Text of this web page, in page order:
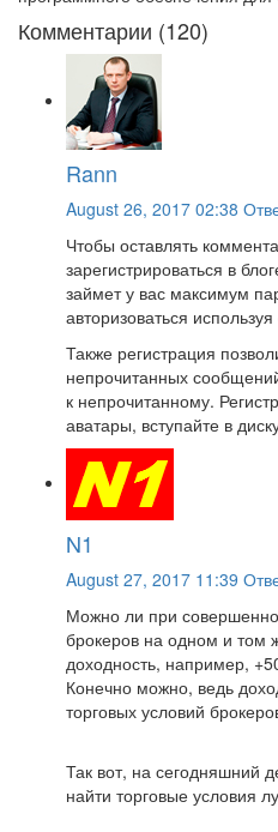
Комментарии (120)
Rann
August 26, 2017 02:38
Чтобы оставлять
зарегистрироваться в
займет у вас максимум
авторизоваться
Также регистрация
непрочитанных
к непрочитанному.
аватары, вступайте в
N1
August 27, 2017 11:39
Можно ли при совершенно
брокеров на одном и том
доходность, например,
Конечно можно, ведь
торговых условий
Так вот, на сегодняшний
найти торговые условия